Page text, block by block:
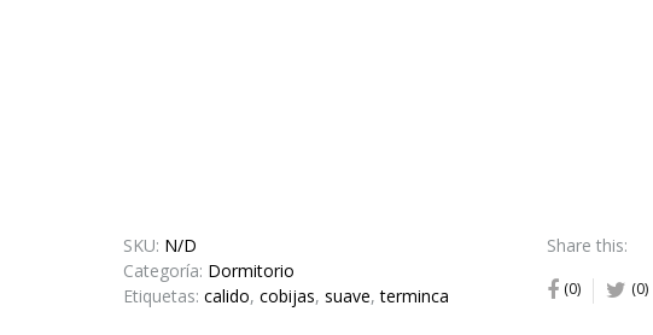
SKU: N/D
Categoría: Dormitorio
Etiquetas: calido, cobijas, suave,terminca
Share this:
(0) (0)